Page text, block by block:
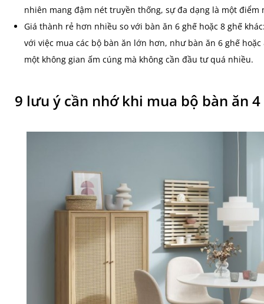
nhiên mang đậm nét truyền thống, sự đa dạng là một điểm
Giá thành rẻ hơn nhiều so với bàn ăn 6 ghế hoặc 8 ghế
với việc mua các bộ bàn ăn lớn hơn, như bàn ăn 6 ghế
một không gian ấm cúng mà không cần đầu tư quá nhiều.
9 lưu ý cần nhớ khi mua bộ bàn ăn 4